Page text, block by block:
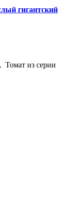
гигантский
Томат из серии